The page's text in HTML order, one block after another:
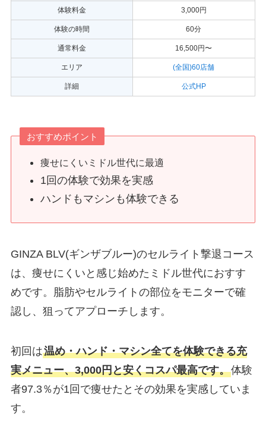
体験料金 3,000円
体験の時間 60分
通常料金 16,500円〜
エリア (全国)60店舗
詳細 公式HP
おすすめポイント
痩せにくいミドル世代に最適
1回の体験で効果を実感
ハンドもマシンも体験できる
GINZA BLV(ギンザブルー)のセルライト撃退コース
は、痩せにくいと感じ始めたミドル世代におすす
めです。脂肪やセルライトの部位をモニターで確
認し、狙ってアプローチします。
初回は温め・ハンド・マシン全てを体験できる充
実メニュー、3,000円と安くコスパ最高です。体験
者97.3％が1回で痩せたとその効果を実感していま
す。